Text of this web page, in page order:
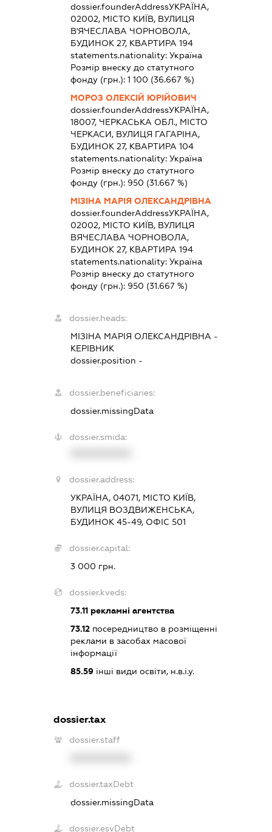
dossier.founderAddressУКРАЇНА,
02002, МІСТО КИЇВ, ВУЛИЦЯ
В'ЯЧЕСЛАВА ЧОРНОВОЛА,
БУДИНОК 27, КВАРТИРА 194
statements.nationality: Україна
Розмір внеску до статутного
фонду (грн.): 1 100 (36.667 %)
МОРОЗ ОЛЕКСІЙ ЮРІЙОВИЧ
dossier.founderAddressУКРАЇНА,
18007, ЧЕРКАСЬКА ОБЛ., МІСТО
ЧЕРКАСИ, ВУЛИЦЯ ГАГАРІНА,
БУДИНОК 27, КВАРТИРА 104
statements.nationality: Україна
Розмір внеску до статутного
фонду (грн.): 950 (31.667 %)
МІЗІНА МАРІЯ ОЛЕКСАНДРІВНА
dossier.founderAddressУКРАЇНА,
02002, МІСТО КИЇВ, ВУЛИЦЯ
ВЯЧЕСЛАВА ЧОРНОВОЛА,
БУДИНОК 27, КВАРТИРА 194
statements.nationality: Україна
Розмір внеску до статутного
фонду (грн.): 950 (31.667 %)
dossier.heads:
МІЗІНА МАРІЯ ОЛЕКСАНДРІВНА -
КЕРІВНИК
dossier.position -
dossier.beneficiaries:
dossier.missingData
dossier.smida:
dossier.address:
УКРАЇНА, 04071, МІСТО КИЇВ,
ВУЛИЦЯ ВОЗДВИЖЕНСЬКА,
БУДИНОК 45-49, ОФІС 501
dossier.capital:
3 000 грн.
dossier.kveds:
73.11рекламні агентства
73.12посередництво в розміщенні
реклами в засобах масової
інформації
85.59інші види освіти, н.в.і.у.
dossier.tax
dossier.staff
dossier.taxDebt
dossier.missingData
dossier.esvDebt